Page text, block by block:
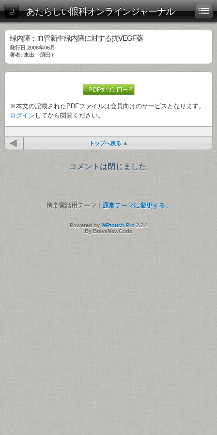
あたらしい眼科オンラインジャーナル
緑内障：血管新生緑内障に対する抗VEGF薬
発行日 2008年06月
著者: 東出 朋巳 /
※本文の記載されたPDFファイルは会員向けのサービスとなります。
ログイン してから閲覧ください。
トップへ戻る
コメントは閉じました.
携帯電話用テーマ | 通常テーマに変更する。
Powered by WPtouch Pro2.2.4
By BraveNewCode